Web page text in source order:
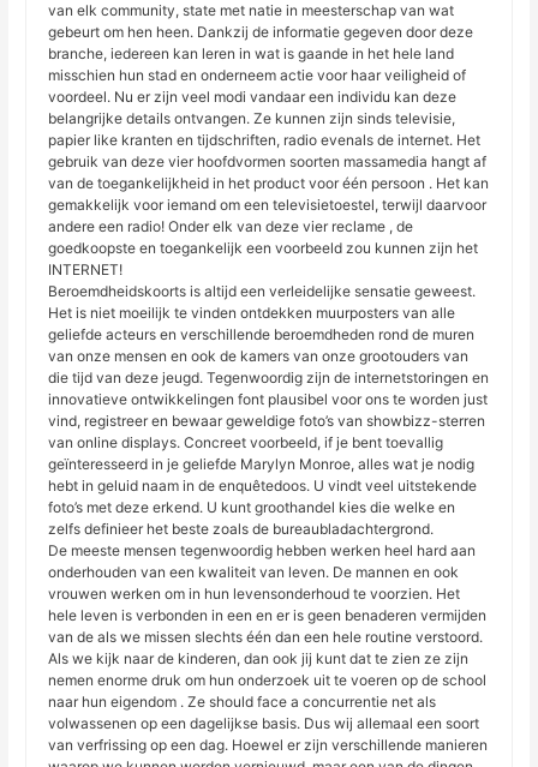
van elk community, state met natie in meesterschap van wat
gebeurt om hen heen. Dankzij de informatie gegeven door deze
branche, iedereen kan leren in wat is gaande in het hele land
misschien hun stad en onderneem actie voor haar veiligheid of
voordeel. Nu er zijn veel modi vandaar een individu kan deze
belangrijke details ontvangen. Ze kunnen zijn sinds televisie,
papier like kranten en tijdschriften, radio evenals de internet. Het
gebruik van deze vier hoofdvormen soorten massamedia hangt af
van de toegankelijkheid in het product voor één persoon . Het kan
gemakkelijk voor iemand om een televisietoestel, terwijl daarvoor
andere een radio! Onder elk van deze vier reclame , de
goedkoopste en toegankelijk een voorbeeld zou kunnen zijn het
INTERNET!
Beroemdheidskoorts is altijd een verleidelijke sensatie geweest.
Het is niet moeilijk te vinden ontdekken muurposters van alle
geliefde acteurs en verschillende beroemdheden rond de muren
van onze mensen en ook de kamers van onze grootouders van
die tijd van deze jeugd. Tegenwoordig zijn de internetstoringen en
innovatieve ontwikkelingen font plausibel voor ons te worden just
vind, registreer en bewaar geweldige foto’s van showbizz-sterren
van online displays. Concreet voorbeeld, if je bent toevallig
geïnteresseerd in je geliefde Marylyn Monroe, alles wat je nodig
hebt in geluid naam in de enquêtedoos. U vindt veel uitstekende
foto’s met deze erkend. U kunt groothandel kies die welke en
zelfs definieer het beste zoals de bureaubladachtergrond.
De meeste mensen tegenwoordig hebben werken heel hard aan
onderhouden van een kwaliteit van leven. De mannen en ook
vrouwen werken om in hun levensonderhoud te voorzien. Het
hele leven is verbonden in een en er is geen benaderen vermijden
van de als we missen slechts één dan een hele routine verstoord.
Als we kijk naar de kinderen, dan ook jij kunt dat te zien ze zijn
nemen enorme druk om hun onderzoek uit te voeren op de school
naar hun eigendom . Ze should face a concurrentie net als
volwassenen op een dagelijkse basis. Dus wij allemaal een soort
van verfrissing op een dag. Hoewel er zijn verschillende manieren